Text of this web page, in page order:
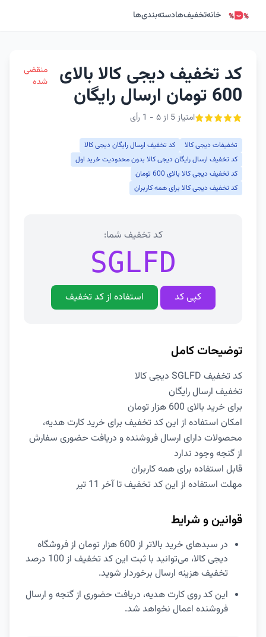
خانهتخفیف‌هادسته‌بندی‌ها
کد تخفیف دیجی کالا بالای
600 تومان ارسال رایگان
امتیاز 5 از ۵ - 1 رأی
منقضی
شده
تخفیفات دیجی کالا
کد تخفیف ارسال رایگان دیجی کالا
کد تخفیف ارسال رایگان دیجی کالا بدون محدودیت خرید اول
کد تخفیف دیجی کالا بالای 600 تومان
کد تخفیف دیجی کالا برای همه کاربران
کد تخفیف شما:
SGLFD
کپی کد استفاده از کد تخفیف
توضیحات کامل
کد تخفیف SGLFD دیجی کالا
تخفیف ارسال رایگان
برای خرید بالای 600 هزار تومان
امکان استفاده از این کد تخفیف برای خرید کارت هدیه،
محصولات دارای ارسال فروشنده و دریافت حضوری سفارش
از گنجه وجود ندارد
قابل استفاده برای همه کاربران
مهلت استفاده از این کد تخفیف تا آخر 11 تیر
قوانین و شرایط
در سبدهای خرید بالاتر از 600 هزار تومان از فروشگاه
دیجی کالا، می‌توانید با ثبت این کد تخفیف از 100 درصد
تخفیف هزینه ارسال برخوردار شوید.
این کد روی کارت هدیه، دریافت حضوری از گنجه و ارسال
فروشنده اعمال نخواهد شد.